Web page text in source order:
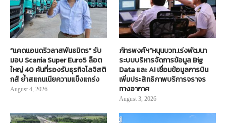
“แคดแอนดริวลาสพันธมิตร” รับ
มอบ Scania Super Euro5 ล็อต
ใหญ่ 40 คันที่รองรับธุรกิจโลจิสติ
กส์ ย้ำสแกนเนียความแข็งแกร่ง
August 4, 2026
ภัทรพงศ์ฯ”หนุนบวท.เร่งพัฒนา
ระบบบริหารจัดการข้อมูล Big
Data และ AI เชื่อมข้อมูลการบิน
เพิ่มประสิทธิภาพบริการจราจร
ทางอากาศ
August 3, 2026